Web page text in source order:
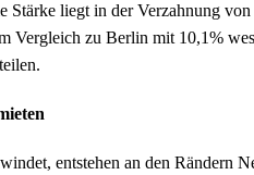
Stärke liegt in der Verzahnung
Vergleich zu Berlin mit 10,1%
entstehen an den Rändern